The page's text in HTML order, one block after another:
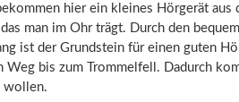
hier ein kleines Hörgerät aus
das man im Ohr trägt. Durch den
ist der Grundstein für einen guten
Weg bis zum Trommelfell. Dadurch
wollen.